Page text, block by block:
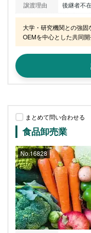
譲渡理由
後継者不
大学・研究機関との強固
OEMを中心とした共同
まとめて問い合わせる
食品卸売業
No.16828